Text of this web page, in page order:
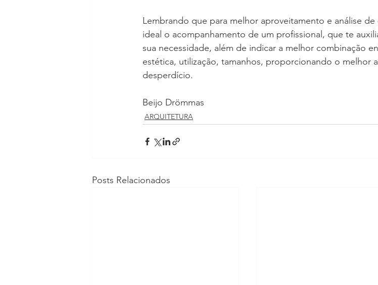
Lembrando que para melhor aproveitamento e análise
ideal o acompanhamento de um profissional, que te
sua necessidade, além de indicar a melhor combinação
estética, utilização, tamanhos, proporcionando o melhor
desperdício.
Beijo Drömmas
ARQUITETURA
Posts Relacionados